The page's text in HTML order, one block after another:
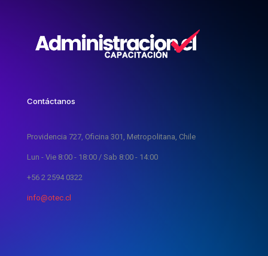
Contáctanos
Providencia 727, Oficina 301, Metropolitana, Chile
Lun - Vie 8:00 - 18:00 / Sab 8:00 - 14:00
+56 2 2594 0322
info@otec.cl